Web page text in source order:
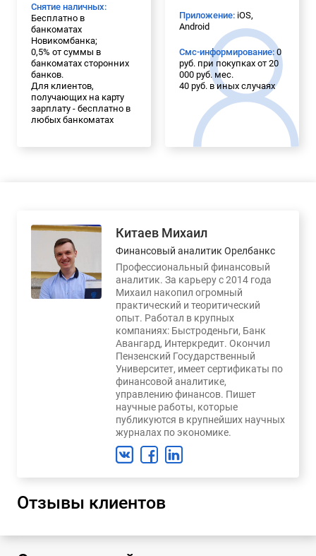
Снятие наличных:
Бесплатно в
банкоматах
Новикомбанка;
0,5% от суммы в
банкоматах сторонних
банков.
Для клиентов,
получающих на карту
зарплату - бесплатно в
любых банкоматах
Приложение: iOS,
Android
Смс-информирование: 0
руб. при покупках от 20
000 руб. мес.
40 руб. в иных случаях
Китаев Михаил
Финансовый аналитик Орелбанкс
Профессиональный финансовый
аналитик. За карьеру с 2014 года
Михаил накопил огромный
практический и теоритический
опыт. Работал в крупных
компаниях: Быстроденьги, Банк
Авангард, Интеркредит. Окончил
Пензенский Государственный
Университет, имеет сертификаты по
финансовой аналитике,
управлению финансов. Пишет
научные работы, которые
публикуются в крупнейших научных
журналах по экономике.
Отзывы клиентов